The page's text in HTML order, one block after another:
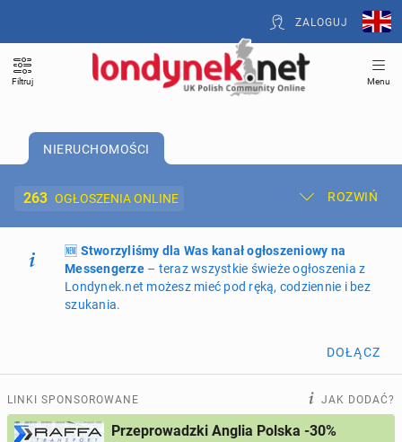
ZALOGUJ
Filtruj Menu
NIERUCHOMOŚCI
263 OGŁOSZENIA ONLINE ROZWIŃ
Dodaj ogłoszenie Moje ogłoszenia
Oferta i cennik ogłoszeń
ogłoszenia online
PROFILE KANDYDATÓW 289 profili online
🆕 Stworzyliśmy dla Was kanał ogłoszeniowy na
Messengerze– teraz wszystkie świeże ogłoszenia z
Londynek.net możesz mieć pod ręką, codziennie i bez
szukania.
DOŁĄCZ
LINKI SPONSOROWANE JAK DODAĆ?
Przeprowadzki Anglia Polska -30%